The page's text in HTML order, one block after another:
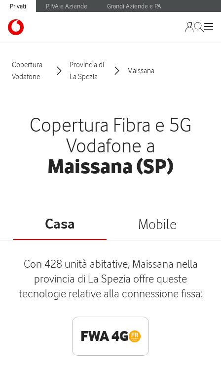
Privati P.IVA e Aziende Grandi Aziende e PA
Copertura
Vodafone
Provincia di
La Spezia
Maissana
Copertura Fibra e 5G
Vodafone a
Maissana (SP)
Casa Mobile
Con 428 unità abitative, Maissana nella
provincia di La Spezia offre queste
tecnologie relative alla connessione fissa:
FWA 4G